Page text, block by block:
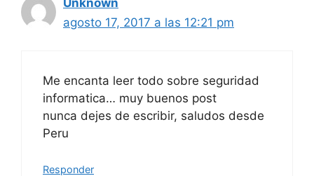
agosto 17, 2017 a las 12:21 pm
Me encanta leer todo sobre seguridad
informatica… muy buenos post
nunca dejes de escribir, saludos desde
Peru
Responder